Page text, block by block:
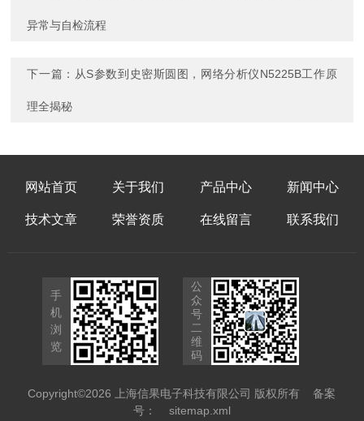
异常与自检流程
下一篇： 从S参数到史密斯圆图，网络分析仪N5225B工作原
理全揭秘
网站首页 关于我们 产品中心 新闻中心
技术文章 荣誉资质 在线留言 联系我们
手
机
浏
览
公
众
号
二
维
码
Copyright©2026 上海信果电子科技有限公司 版权所有备案
号：
sitemap.xml